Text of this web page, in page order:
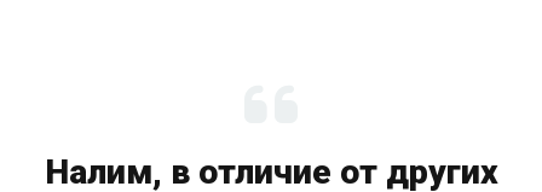
Налим, в отличие от других